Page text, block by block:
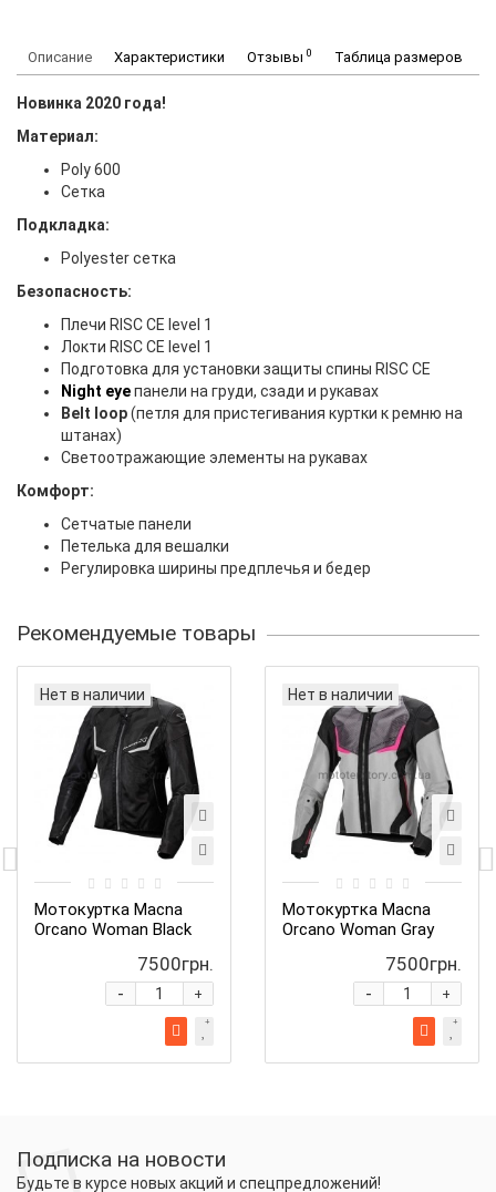
Описание Характеристики Отзывы 0 Таблица размеров
Новинка 2020 года!
Материал:
Poly 600
Сетка
Подкладка:
Polyester сетка
Безопасность:
Плечи RISC CE level 1
Локти RISC CE level 1
Подготовка для установки защиты спины RISC CE
Night eyeпанели на груди, сзади и рукавах
Belt loop(петля для пристегивания куртки к ремню на
штанах)
Светоотражающие элементы на рукавах
Комфорт:
Сетчатые панели
Петелька для вешалки
Регулировка ширины предплечья и бедер
Рекомендуемые товары
Нет в наличии
Мотокуртка Macna
Orcano Woman Black
7500грн.
+
-
Нет в наличии
Мотокуртка Macna
Orcano Woman Gray
7500грн.
+
-
Подписка на новости
Будьте в курсе новых акций и спецпредложений!